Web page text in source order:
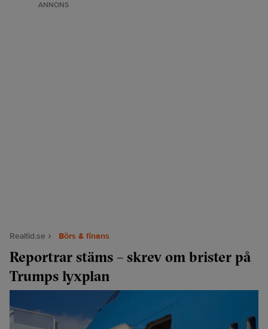
ANNONS
Realtid.se Börs & finans
Reportrar stäms – skrev om brister på
Trumps lyxplan